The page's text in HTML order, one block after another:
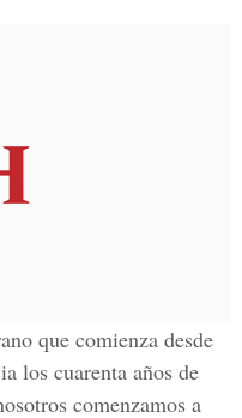
que comienza desde
los cuarenta años de
comenzamos a